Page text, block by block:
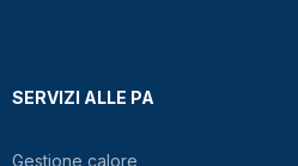
SERVIZI ALLE PA
Gestione calore